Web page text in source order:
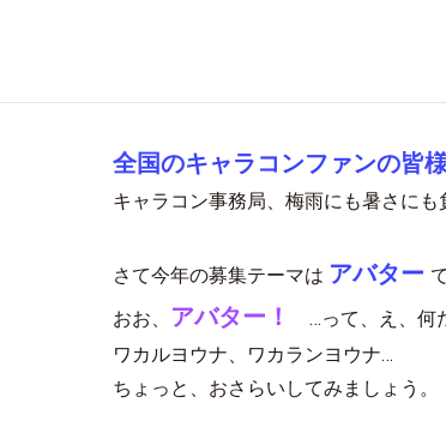
全国のキャラコンファンの皆
キャラコン事務局、梅雨にも暑さに
さて今年の募集テーマは アバター
おお、
アバター！
…って、え、何
ワカルヨウナ、ワカランヨウナ…
ちょっと、おさらいしてみましょう。